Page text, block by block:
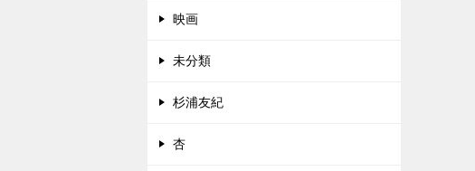
映画
未分類
杉浦友紀
杏